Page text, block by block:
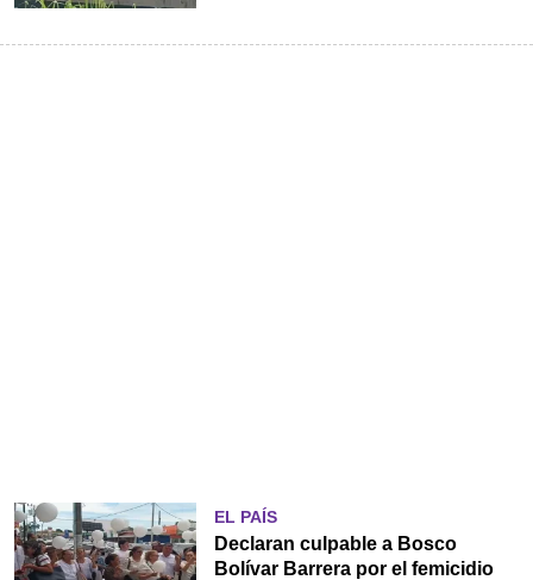
EL PAÍS
Declaran culpable a Bosco
Bolívar Barrera por el femicidio